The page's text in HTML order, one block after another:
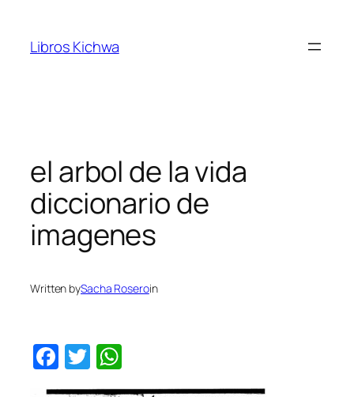
content
Libros Kichwa
el arbol de la vida
diccionario de
imagenes
Written bySacha Roseroin
Facebook
Twitter